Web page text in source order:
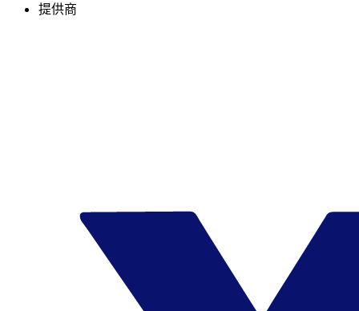
提供商